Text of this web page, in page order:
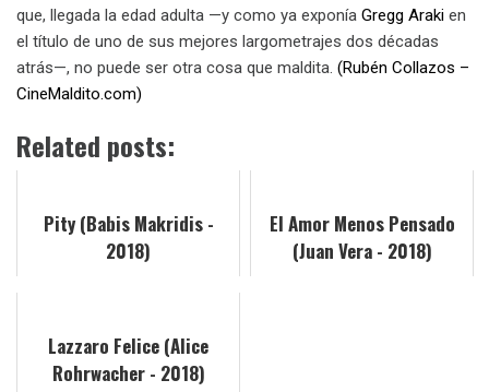
que, llegada la edad adulta —y como ya exponía Gregg Araki en
el título de uno de sus mejores largometrajes dos décadas
atrás—, no puede ser otra cosa que maldita. (Rubén Collazos –
CineMaldito.com)
Related posts:
Pity (Babis Makridis -
2018)
El Amor Menos Pensado
(Juan Vera - 2018)
Lazzaro Felice (Alice
Rohrwacher - 2018)